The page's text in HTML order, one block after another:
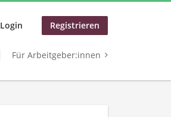
Login Registrieren
Für Arbeitgeber:innen